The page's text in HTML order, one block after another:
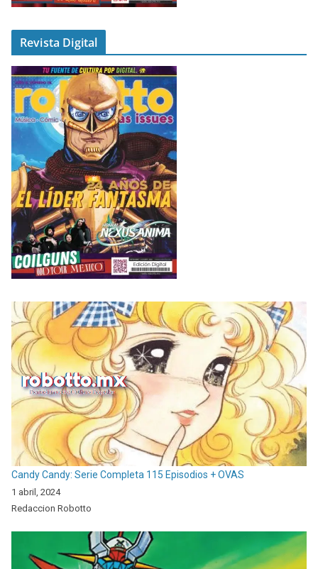
Revista Digital
Candy Candy: Serie Completa 115 Episodios + OVAS
1 abril, 2024
Redaccion Robotto